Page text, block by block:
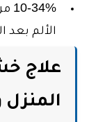
الألم بعد
علاج
المنزل